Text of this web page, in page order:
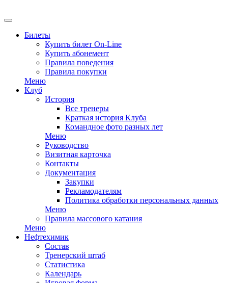
Билеты
Купить билет On-Line
Купить абонемент
Правила поведения
Правила покупки
Меню
Клуб
История
Все тренеры
Краткая история Клуба
Командное фото разных лет
Меню
Руководство
Визитная карточка
Контакты
Документация
Закупки
Рекламодателям
Политика обработки персональных данных
Меню
Правила массового катания
Меню
Нефтехимик
Состав
Тренерский штаб
Статистика
Календарь